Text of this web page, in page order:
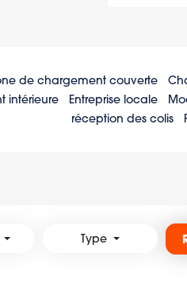
de chargement couverte
intérieure Entreprise locale
réception des colis
Type